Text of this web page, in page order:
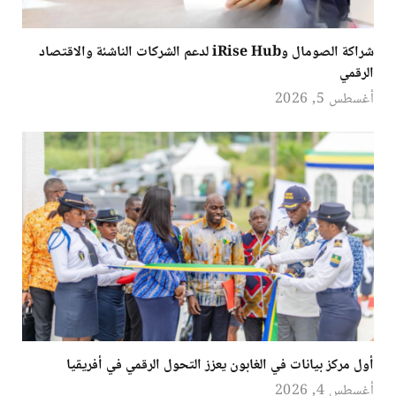
شراكة الصومال وiRise Hub لدعم الشركات الناشئة والاقتصاد
الرقمي
أغسطس 5, 2026
أول مركز بيانات في الغابون يعزز التحول الرقمي في أفريقيا
أغسطس 4, 2026